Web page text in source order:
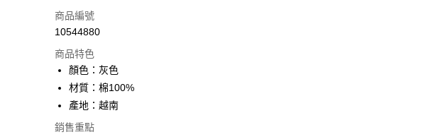
信用卡一次付款
LINE Pay
Apple Pay
商品編號
10544880
商品特色
顏色：灰色
材質：棉100%
產地：越南
銷售重點